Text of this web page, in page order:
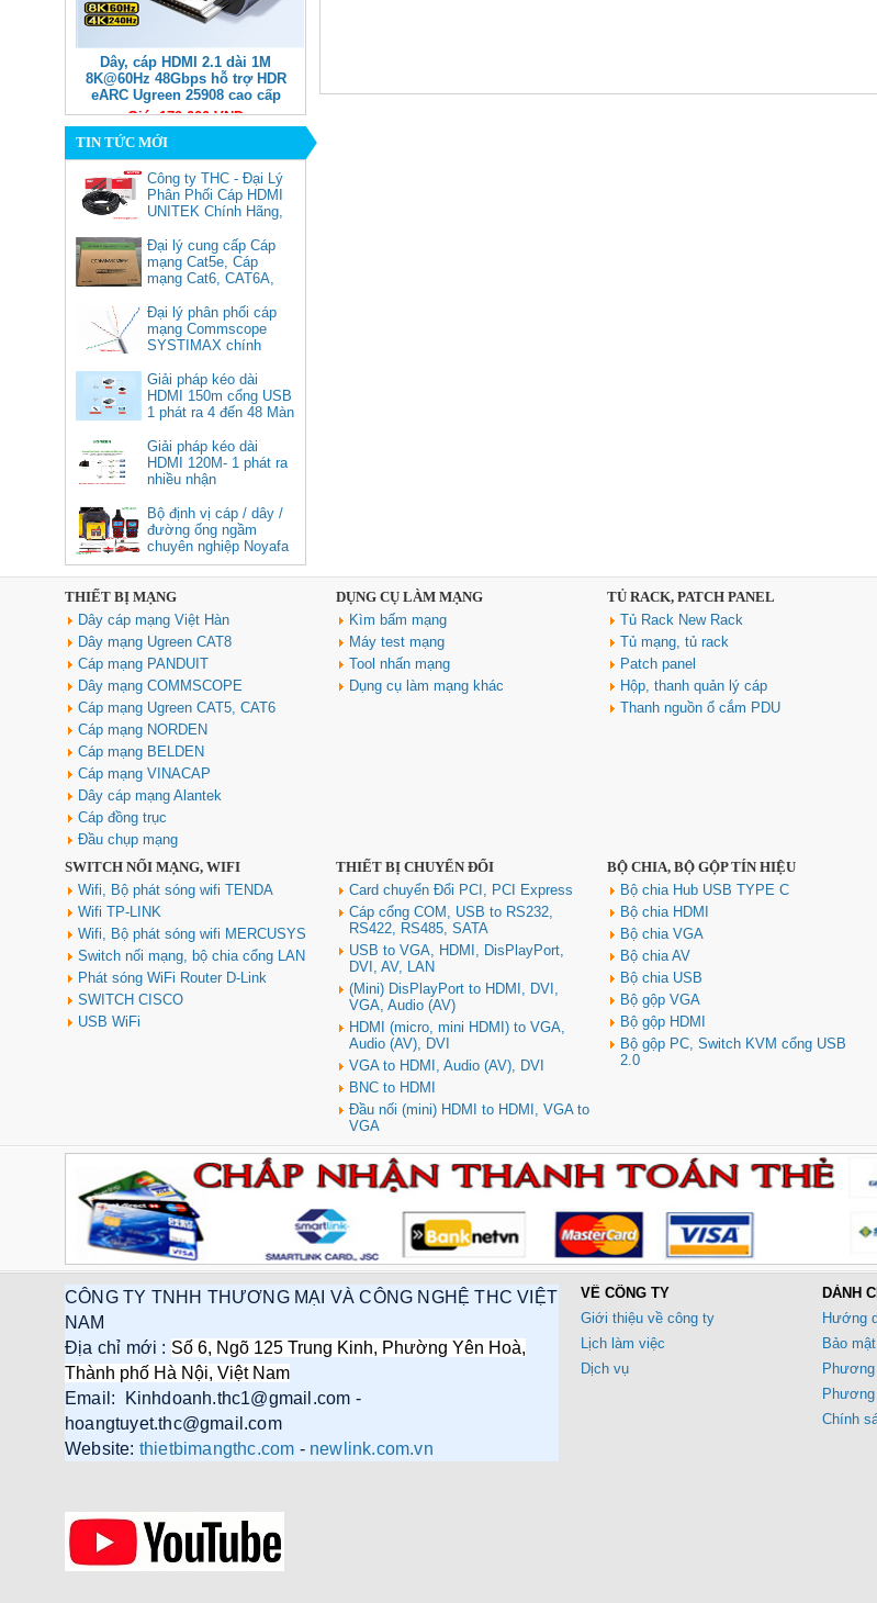
Dây, cáp HDMI 2.1 dài 1M
8K@60Hz 48Gbps hỗ trợ HDR
eARC Ugreen 25908 cao cấp
Giá: 170,000 VNĐ
Cáp chuyển USB Type-C sang
Displayport 1.4 độ phân giải
cao cấp
Giá: 350,000 VNĐ
Cáp âm thanh 2x1.5 chống
nhiễu chống cháy ALANTEK
301-FRS015-E01P-3SG5 cao cấp
Giá: Liên hệ
Hub USB Type C Groovy Robot
Uno 6 in 1 ra USB-C, USB-A 3.2,
HDMI 4K@60Hz, Sạc PD 100W
Ugreen 35998
Giá: 650,000 VNĐ
Hub USB Type-C 6 in 1 HDMI
4K@60Hz, Hub USB 3.0, Lan,
PD 100W Ugreen 45000 cao cấp
Giá: 650,000 VNĐ
Cáp điều khiển 2 đôi 22AWG
(Belden Control 22AWG 2pair
cable 305m cuộn) - (8723) cao
TIN TỨC MỚI
Công ty THC - Đại Lý
Phân Phối Cáp HDMI
UNITEK Chính Hãng,
Đại lý cung cấp Cáp
mạng Cat5e, Cáp
mạng Cat6, CAT6A,
Commscope
Đại lý phân phối cáp
mạng Commscope
SYSTIMAX chính
Giải pháp kéo dài
HDMI 150m cổng USB
1 phát ra 4 đến 48 Màn
Giải pháp kéo dài
HDMI 120M- 1 phát ra
nhiều nhận
Bộ định vị cáp / dây /
đường ống ngầm
chuyên nghiệp Noyafa
NF-826
THIẾT BỊ MẠNG
Dây cáp mạng Việt Hàn
Dây mạng Ugreen CAT8
Cáp mạng PANDUIT
Dây mạng COMMSCOPE
Cáp mạng Ugreen CAT5, CAT6
Cáp mạng NORDEN
Cáp mạng BELDEN
Cáp mạng VINACAP
Dây cáp mạng Alantek
Cáp đồng trục
Đầu chụp mạng
DỤNG CỤ LÀM MẠNG
Kìm bấm mạng
Máy test mạng
Tool nhấn mạng
Dụng cụ làm mạng khác
TỦ RACK, PATCH PANEL
Tủ Rack New Rack
Tủ mạng, tủ rack
Patch panel
Hộp, thanh quản lý cáp
Thanh nguồn ổ cắm PDU
SWITCH NỐI MẠNG, WIFI
Wifi, Bộ phát sóng wifi TENDA
Wifi TP-LINK
Wifi, Bộ phát sóng wifi MERCUSYS
Switch nối mạng, bộ chia cổng LAN
Phát sóng WiFi Router D-Link
SWITCH CISCO
USB WiFi
THIẾT BỊ CHUYỂN ĐỔI
Card chuyển Đổi PCI, PCI Express
Cáp cổng COM, USB to RS232,
RS422, RS485, SATA
USB to VGA, HDMI, DisPlayPort,
DVI, AV, LAN
(Mini) DisPlayPort to HDMI, DVI,
VGA, Audio (AV)
HDMI (micro, mini HDMI) to VGA,
Audio (AV), DVI
VGA to HDMI, Audio (AV), DVI
BNC to HDMI
Đầu nối (mini) HDMI to HDMI, VGA to
VGA
BỘ CHIA, BỘ GỘP TÍN HIỆU
Bộ chia Hub USB TYPE C
Bộ chia HDMI
Bộ chia VGA
Bộ chia AV
Bộ chia USB
Bộ gộp VGA
Bộ gộp HDMI
Bộ gộp PC, Switch KVM cổng USB
2.0
CÔNG TY TNHH THƯƠNG MẠI VÀ CÔNG NGHỆ THC VIỆT
NAM
Địa chỉ mới : Số 6, Ngõ 125 Trung Kinh, Phường Yên Hoà,
Thành phố Hà Nội, Việt Nam
Email: Kinhdoanh.thc1@gmail.com -
hoangtuyet.thc@gmail.com
Website: thietbimangthc.com - newlink.com.vn
VỀ CÔNG TY
Giới thiệu về công ty
Lịch làm việc
Dịch vụ
DÀNH
Hướng
Bảo
Chính